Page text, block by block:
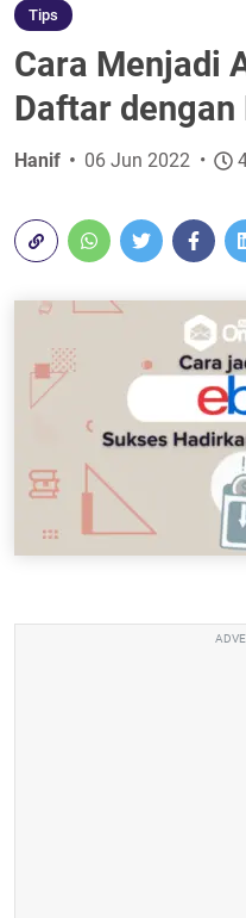
Tips
Cara Menjadi
Daftar dengan
Hanif 06 Jun 2022